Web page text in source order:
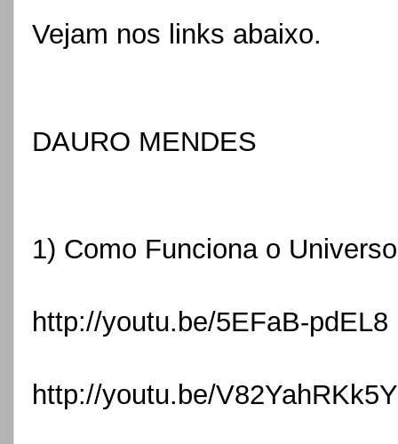
Vejam nos links abaixo.
DAURO MENDES
1) Como Funciona o
http://youtu.be/5EFaB-pdEL8
http://youtu.be/V82YahRKk5Y